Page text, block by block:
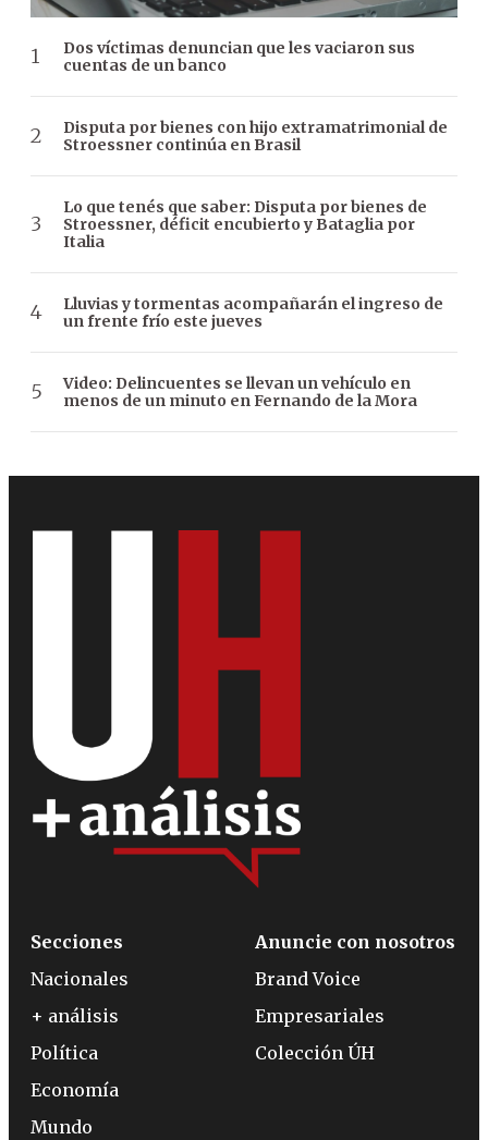
Dos víctimas denuncian que les vaciaron sus
cuentas de un banco
Disputa por bienes con hijo extramatrimonial de
Stroessner continúa en Brasil
Lo que tenés que saber: Disputa por bienes de
Stroessner, déficit encubierto y Bataglia por
Italia
Lluvias y tormentas acompañarán el ingreso de
un frente frío este jueves
Video: Delincuentes se llevan un vehículo en
menos de un minuto en Fernando de la Mora
Secciones
Nacionales
+ análisis
Política
Economía
Mundo
Anuncie con nosotros
Brand Voice
Empresariales
Colección ÚH